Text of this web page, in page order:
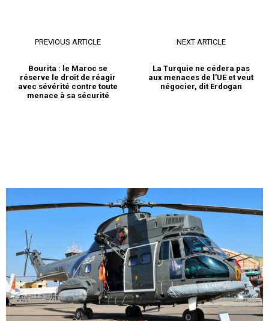
PREVIOUS ARTICLE
Bourita : le Maroc se
réserve le droit de réagir
avec sévérité contre toute
menace à sa sécurité
NEXT ARTICLE
La Turquie ne cédera pas
aux menaces de l’UE et veut
négocier, dit Erdogan